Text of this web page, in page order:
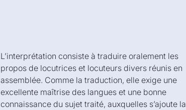
Profil
L’interprétation consiste à traduire oralement les
propos de locutrices et locuteurs divers réunis en
assemblée. Comme la traduction, elle exige une
excellente maîtrise des langues et une bonne
connaissance du sujet traité, auxquelles s’ajoute la